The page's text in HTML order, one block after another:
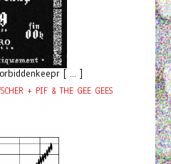
[ ... ]
+ PIF & THE GEE GEES